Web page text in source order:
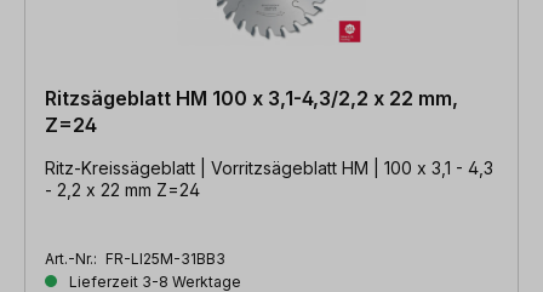
Ritzsägeblatt HM 100 x 3,1-4,3/2,2 x 22 mm,
Z=24
Ritz-Kreissägeblatt | Vorritzsägeblatt HM | 100 x 3,1 - 4,3
- 2,2 x 22 mm Z=24
Art.-Nr.: FR-LI25M-31BB3
Lieferzeit 3-8 Werktage